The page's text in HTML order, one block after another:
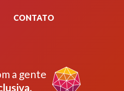
CONTATO
a gente
.